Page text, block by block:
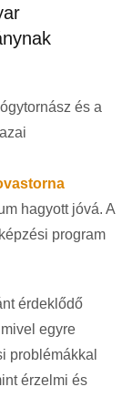
és a
hagyott jóvá. A
program
érdeklődő
mivel egyre
problémákkal
érzelmi és